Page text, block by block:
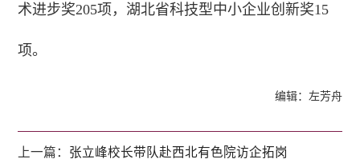
术进步奖205项，湖北省科技型中小企业创新奖15
项。
编辑：左芳舟
上一篇： 张立峰校长带队赴西北有色院访企拓岗